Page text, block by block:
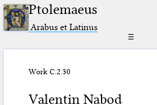
Ptolemaeus
Arabus et Latinus
☰
Work C.2.30
Valentin Nabod